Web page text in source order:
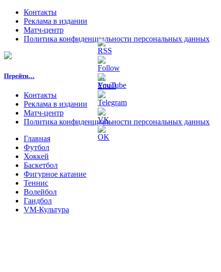
Контакты
Реклама в издании
Матч-центр
Политика конфиденциальности персональных данных
Перейти…
Контакты
Реклама в издании
Матч-центр
Политика конфиденциальности персональных данных
Главная
Футбол
Хоккей
Баскетбол
Фигурное катание
Теннис
Волейбол
Гандбол
VM-Культура